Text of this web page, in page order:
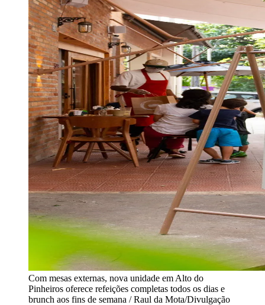
Com mesas externas, nova unidade em Alto do
Pinheiros oferece refeições completas todos os dias e
brunch aos fins de semana / Raul da Mota/Divulgação